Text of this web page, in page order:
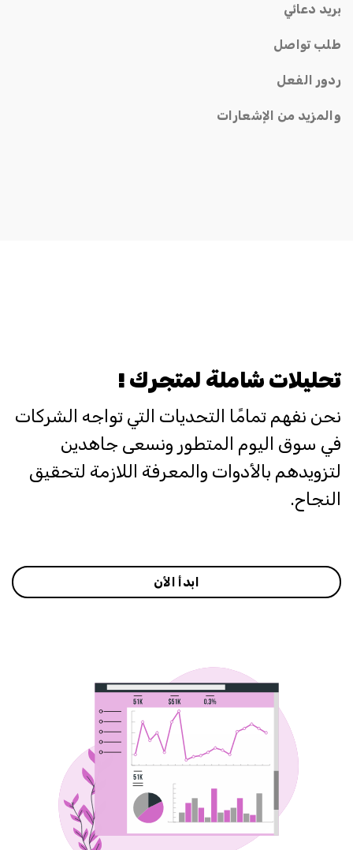
بريد دعائي
طلب تواصل
ردور الفعل
والمزيد من الإشعارات
تحليلات شاملة لمتجرك !
نحن نفهم تمامًا التحديات التي تواجه الشركات
في سوق اليوم المتطور ونسعى جاهدين
لتزويدهم بالأدوات والمعرفة اللازمة لتحقيق
النجاح.
ابدأ الأن